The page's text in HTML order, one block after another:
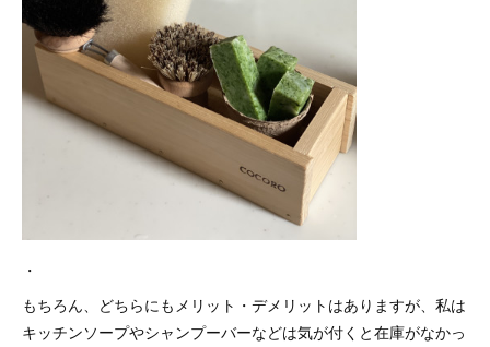
・
もちろん、どちらにもメリット・デメリットはありますが、私は
キッチンソープやシャンプーバーなどは気が付くと在庫がなかっ